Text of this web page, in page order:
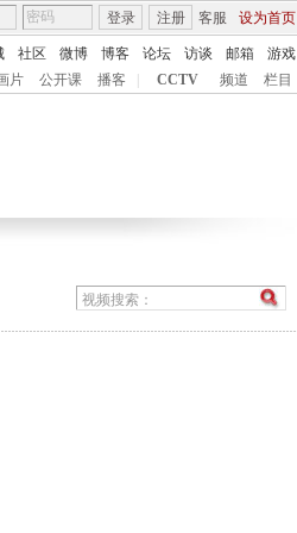
客服 设为首页
登录 注册
社区 微博 博客 论坛 访谈 邮箱
游戏
片
公开课 播客 CCTV 频道 栏目